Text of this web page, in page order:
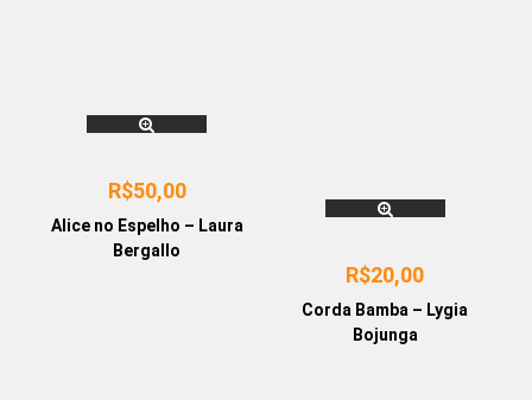
R$50,00
Alice no Espelho – Laura
Bergallo
R$20,00
Corda Bamba – Lygia
Bojunga